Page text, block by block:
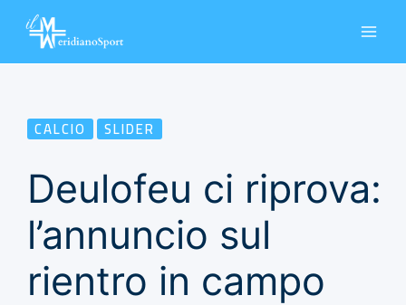
CALCIO SLIDER
Deulofeu ci riprova:
l’annuncio sul
rientro in campo